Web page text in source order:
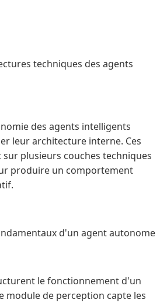
techniques des agents
des agents intelligents
leur architecture interne. Ces
plusieurs couches techniques
produire un comportement
d'un agent autonome
le fonctionnement d'un
module de perception capte les